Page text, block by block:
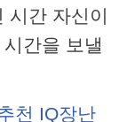
시간 자신이
간을 보낼
천 IQ장난